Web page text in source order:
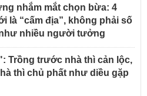
nhắm mắt chọn bừa: 4
là “cấm địa”, không phải số
nhiều người tưởng
Trồng trước nhà thì cản lộc,
thì chủ phất như diều gặp